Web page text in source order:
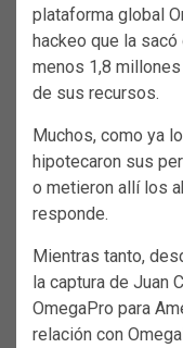
plataforma global
hackeo que la
menos 1,8
de sus recursos.
Muchos, como ya
hipotecaron sus
o metieron allí los
responde.
Mientras tanto,
la captura de Juan
OmegaPro para
relación con